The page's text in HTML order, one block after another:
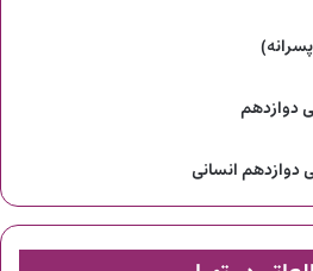
دوازدهم
دوازدهم انسانی